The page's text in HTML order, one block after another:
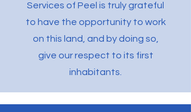
Services of Peel is truly grateful
to have the opportunity to work
on this land, and by doing so,
give our respect to its first
inhabitants.